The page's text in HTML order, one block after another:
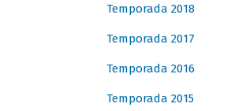
Temporada 2018
Temporada 2017
Temporada 2016
Temporada 2015